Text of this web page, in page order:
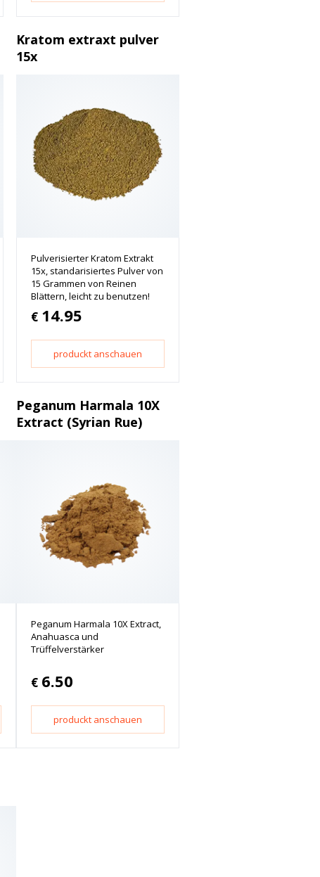
Kratom extraxt pulver
15x
Pulverisierter Kratom Extrakt
15x, standarisiertes Pulver von
15 Grammen von Reinen
Blättern, leicht zu benutzen!
€ 14.95
produckt anschauen
Peganum Harmala 10X
Extract (Syrian Rue)
Peganum Harmala 10X Extract,
Anahuasca und
Trüffelverstärker
€ 6.50
produckt anschauen